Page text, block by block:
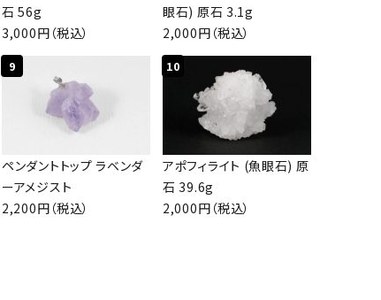
石 56g
3,000円（税込）
眼石) 原石 3.1g
2,000円（税込）
9
ペンダントトップ ラベンダ
ーアメジスト
2,200円（税込）
10
アポフィライト (魚眼石) 原
石 39.6g
2,000円（税込）